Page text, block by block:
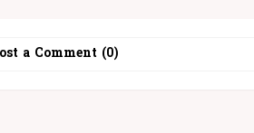
a Comment (0)